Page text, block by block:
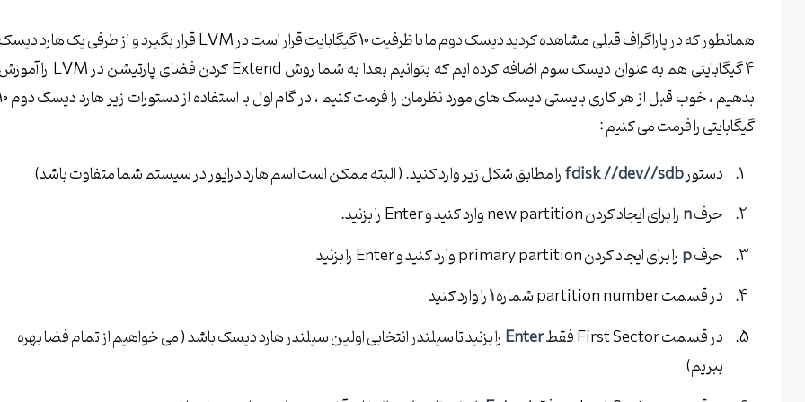
همانطور که در پاراگراف قبلی مشاهده کردید دیسک دوم ما با ظرفیت 10 گیگابایت قرار است در LVM قرار بگیرد و از طرفی یک هارد دیسک
4 گیگابایتی هم به عنوان دیسک سوم اضافه کرده ایم که بتوانیم بعدا به شما روش Extend کردن فضای پارتیشن در LVM را آموزش
بدهیم ، خوب قبل از هر کاری بایستی دیسک های مورد نظرمان
گیگابایتی را فرمت می کنیم :
دستورfdisk //dev//sdb را مطابق شکل زیر وارد کنید. ( البته ممکن است اسم هارد درایور در سیستم شما متفاوت باشد)
حرفn را برای ایجاد کردن new partition وارد کنید و Enter را بزنید.
حرفp را برای ایجاد کردن primary partition وارد کنید و Enter را بزنید
در قسمت partition number شماره
1را وارد کنید
در قسمت First Sector فقط
Enter را بزنید تا سیلندر انتخابی اولین سیلندر هارد دیسک باشد ( می خواهیم از تمام فضا بهره
ببریم)